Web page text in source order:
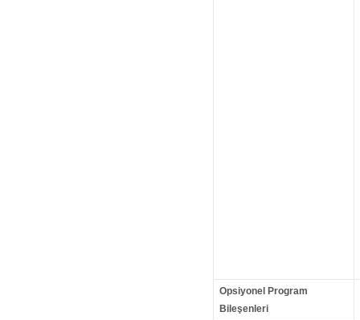
Opsiyonel Program
Bileşenleri